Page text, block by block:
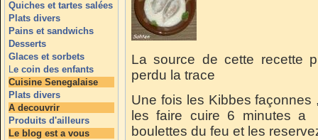
Quiches et tartes salées
Plats divers
Pains et sandwichs
Desserts
Glaces et sorbets
Le coin des enfants
Cuisine Senegalaise
Plats divers
A decouvrir
Produits d'ailleurs
Le blog est a vous
La source de cette recette
perdu la trace
Une fois les Kibbes
les faire cuire 6 minutes a
boulettes du feu et les